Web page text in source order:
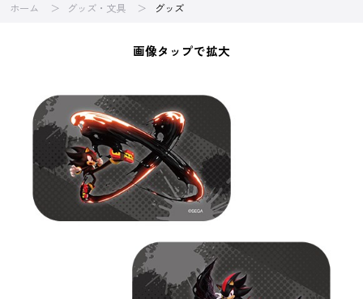
ホーム グッズ・文具 グッズ
画像タップで拡大